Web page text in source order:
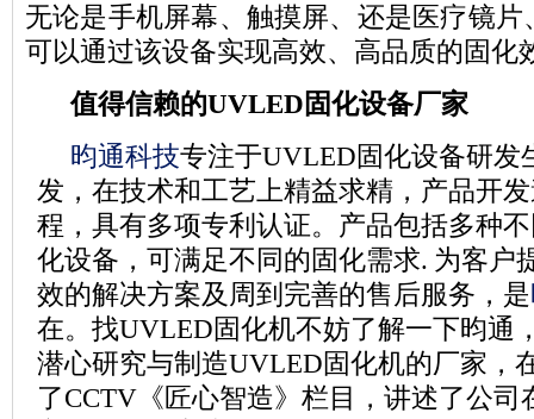
无论是手机屏幕、触摸屏、还是医疗镜
可以通过该设备实现高效、高品质的固化
值得信赖的UVLED固化设备厂家
昀通科技专注于UVLED固化设备研发
发，在技术和工艺上精益求精，产品开
程，具有多项专利认证。 产品包括多种
化设备，可满足不同的固化需求. 为客户
效的解决方案及周到完善的售后服务，是
在。找UVLED固化机不妨了解一下昀通
潜心研究与制造UVLED固化机的厂家，
了CCTV 《匠心智造》栏目，讲述了公司